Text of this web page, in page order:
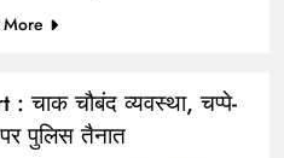
More
: चाक चौबंद व्यवस्था, चप्पे-
पुलिस तैनात